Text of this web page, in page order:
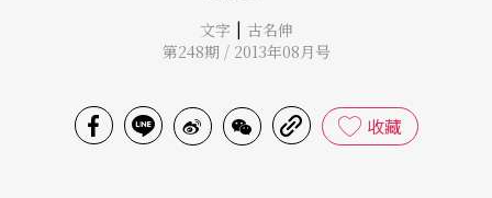
文字 | 古名伸
第248期 / 2013年08月号
收藏